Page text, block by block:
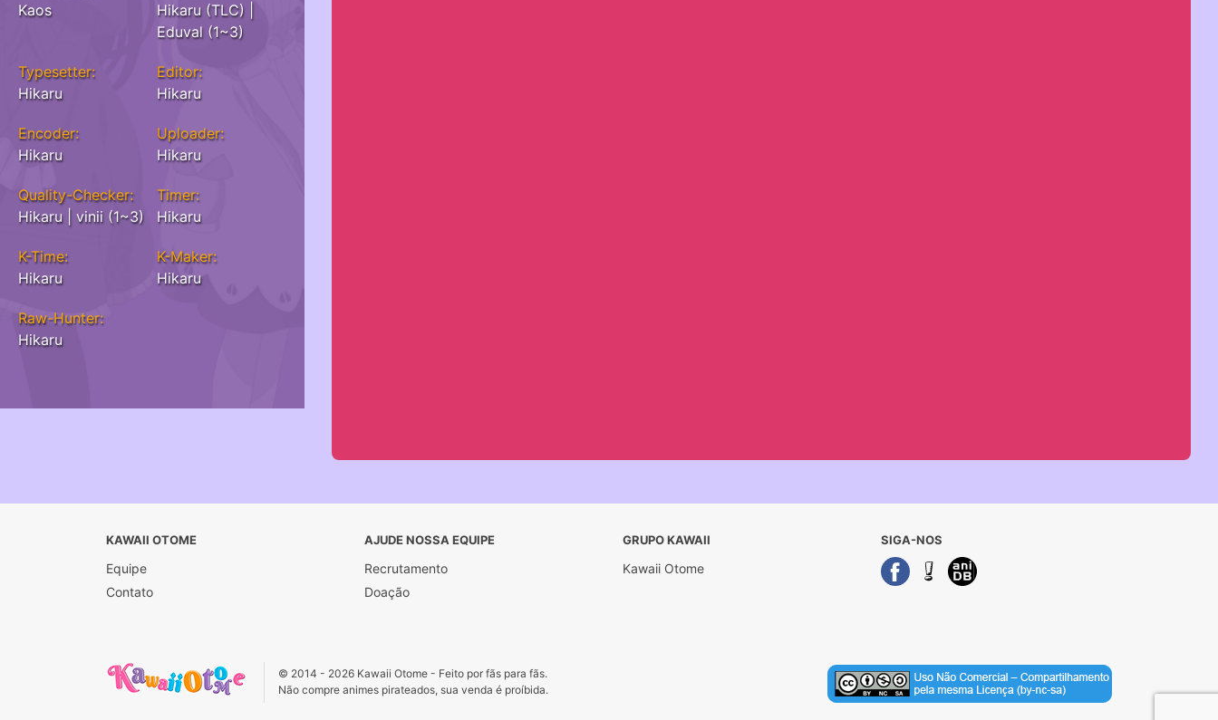
Kaos
Hikaru (TLC) |
Eduval (1~3)
Typesetter:
Hikaru
Editor:
Hikaru
Encoder:
Hikaru
Uploader:
Hikaru
Quality-Checker:
Hikaru | vinii (1~3)
Timer:
Hikaru
K-Time:
Hikaru
K-Maker:
Hikaru
Raw-Hunter:
Hikaru
KAWAII OTOME
Equipe
Contato
AJUDE NOSSA EQUIPE
Recrutamento
Doação
GRUPO KAWAII
Kawaii Otome
SIGA-NOS
© 2014 - 2026 Kawaii Otome - Feito por fãs para fãs.
Não compre animes pirateados, sua venda é proíbida.